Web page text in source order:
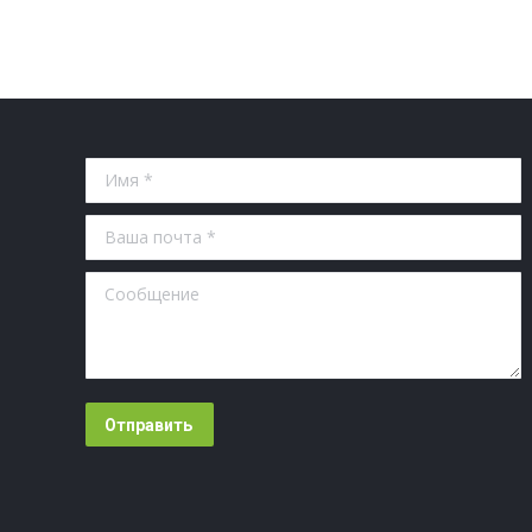
Имя *
Ваша почта *
Сообщение
Отправить